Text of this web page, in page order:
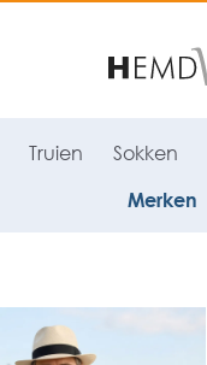
Truien Sokken
Merken